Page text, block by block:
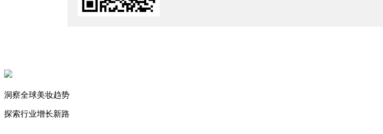
中国区狂揽82亿，资生堂稳了？
2026/8/5
亚太区领跑，德之馨上半年卖了近200亿
洞察全球美妆趋势
探索行业增长新路